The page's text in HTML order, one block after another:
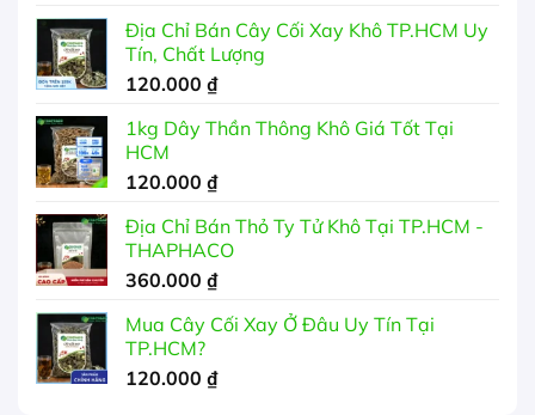
từ
Địa Chỉ Bán Cây Cối Xay Khô TP.HCM Uy
Tín, Chất Lượng
120.000 ₫
1kg Dây Thần Thông Khô Giá Tốt Tại
HCM
120.000 ₫
Địa Chỉ Bán Thỏ Ty Tử Khô Tại TP.HCM -
THAPHACO
360.000 ₫
Mua Cây Cối Xay Ở Đâu Uy Tín Tại
TP.HCM?
120.000 ₫